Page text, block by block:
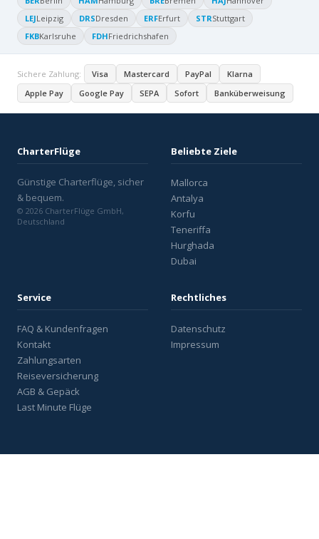
LEJLeipzig DRSDresden ERFErfurt STRStuttgart
FKBKarlsruhe FDHFriedrichshafen
Sichere Zahlung: Visa Mastercard PayPal
Klarna
Apple Pay
Google Pay SEPA Sofort Banküberweisung
CharterFlüge
Günstige Charterflüge, sicher
& bequem.
© 2026 CharterFlüge GmbH,
Deutschland
Beliebte Ziele
Mallorca
Antalya
Korfu
Teneriffa
Hurghada
Dubai
Service
FAQ & Kundenfragen
Kontakt
Zahlungsarten
Reiseversicherung
AGB & Gepäck
Last Minute Flüge
Rechtliches
Datenschutz
Impressum